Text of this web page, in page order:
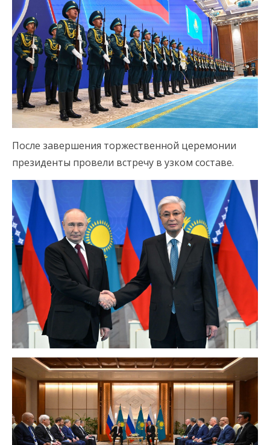
После завершения торжественной церемонии
президенты провели встречу в узком составе.